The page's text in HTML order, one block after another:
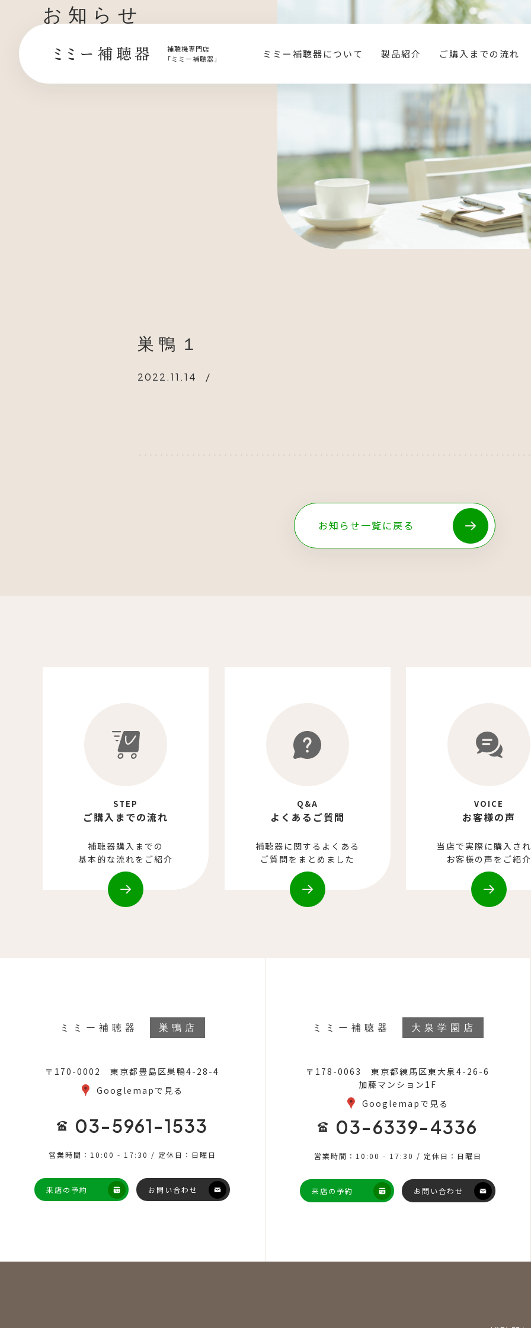
補聴機専門店
｢ミミー補聴器」
ミミー補聴器について 製品紹介 ご購入までの流れ
お知らせ
巣鴨１
2022.11.14
お知らせ一覧に戻る
STEP
ご購入までの流れ
補聴器購入までの
基本的な流れをご紹介
Q&A
よくあるご質問
補聴器に関するよくある
ご質問をまとめました
VOICE
お客様の声
当店で実際に購入さ
お客様の声をご紹介
ミミー補聴器 巣鴨店
〒170-0002 東京都豊島区巣鴨4-28-4
Googlemapで見る
03-5961-1533
営業時間：10:00 - 17:30 / 定休日：日曜日
来店の予約 お問い合わせ
ミミー補聴器 大泉学園店
〒178-0063 東京都練馬区東大泉4-26-6
加藤マンション1F
Googlemapで見る
03-6339-4336
営業時間：10:00 - 17:30 / 定休日：日曜日
来店の予約 お問い合わせ